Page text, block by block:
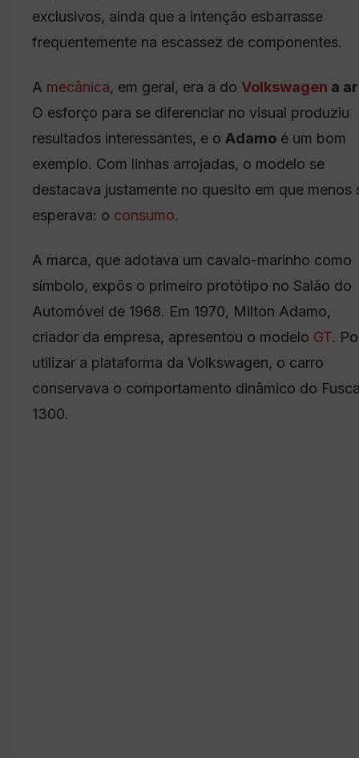
exclusivos, ainda que a intenção esbarrasse
frequentemente na escassez de componentes.
A mecânica, em geral, era a do Volkswagen a ar
O esforço para se diferenciar no visual produziu
resultados interessantes, e o Adamo é um bom
exemplo. Com linhas arrojadas, o modelo se
destacava justamente no quesito em que menos
esperava: o consumo.
A marca, que adotava um cavalo-marinho como
símbolo, expôs o primeiro protótipo no Salão do
Automóvel de 1968. Em 1970, Milton Adamo,
criador da empresa, apresentou o modelo GT.
utilizar a plataforma da Volkswagen, o carro
conservava o comportamento dinâmico do
1300.